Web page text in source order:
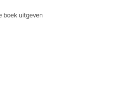
boek uitgeven